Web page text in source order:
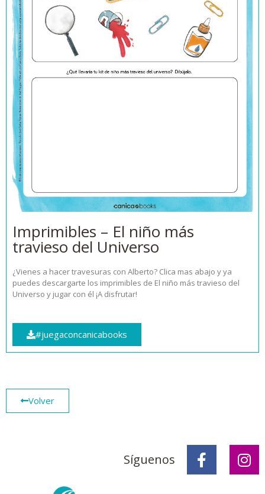
Imprimibles – El niño más
travieso del Universo
¿Vienes a hacer travesuras con Alberto? Clica mas abajo y ya
puedes descargarte los imprimibles de El niño más travieso del
Universo y jugar con él ¡A disfrutar!
#juegaconcanicabooks
Volver
Síguenos